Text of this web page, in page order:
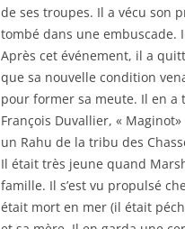
de ses troupes. Il a vécu son
tombé dans une embuscade.
Après cet événement, il a
que sa nouvelle condition
pour former sa meute. Il en
François Duvallier, « Maginot»
un Rahu de la tribu des
Il était très jeune quand
famille. Il s’est vu propulsé
était mort en mer (il était